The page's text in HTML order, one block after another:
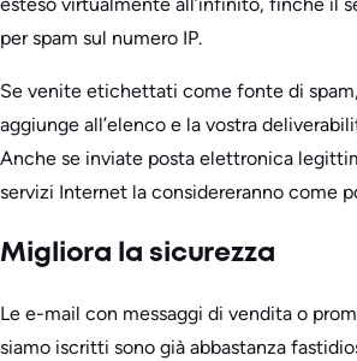
esteso virtualmente all’infinito, finché il
per spam sul numero IP.
Se venite etichettati come fonte di
aggiunge all’elenco e la vostra
Anche se inviate posta elettronica
servizi Internet la considereranno come
Migliora la sicurezza
Le e-mail con messaggi di vendita o
siamo iscritti sono già abbastanza